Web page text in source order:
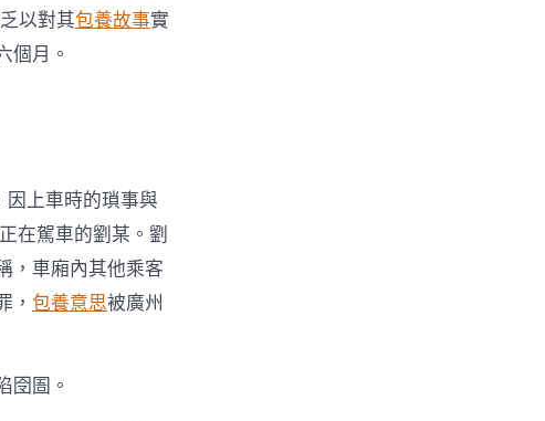
以對其包養故事實
個月。
上車時的瑣事與
在駕車的劉某。劉
，車廂內其他乘客
， 包養意思被廣州
囹圄。